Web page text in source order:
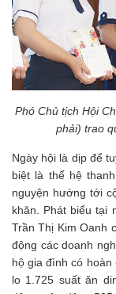
Phó Chủ tịch Hội
phải) trao
Ngày hội là dịp để
biệt là thế hệ
nguyện hướng tới
khăn. Phát biểu tại
Trần Thị Kim Oanh
động các doanh
hộ gia đình có hoàn
lo 1.725 suất ăn